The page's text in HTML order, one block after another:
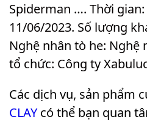
Spiderman …. Thời gian:
11/06/2023. Số lượng
Nghệ nhân tò he: Nghệ
tổ chức: Công ty
Các dịch vụ, sản phẩm
CLAY có thể bạn quan